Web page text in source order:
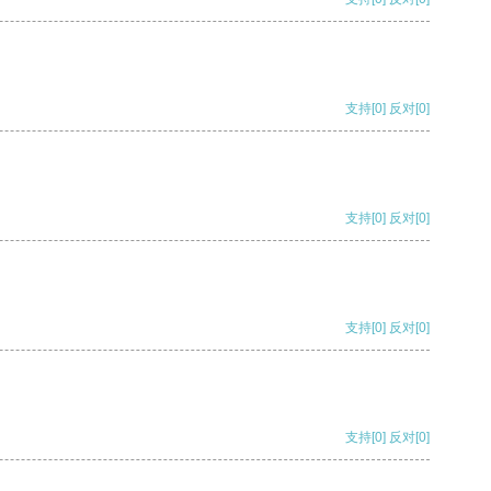
支持[0] 反对[0]
支持[0] 反对[0]
支持[0] 反对[0]
支持[0] 反对[0]